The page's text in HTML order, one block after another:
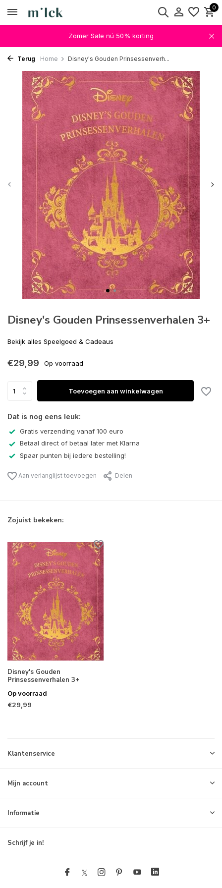
0
Zomer Sale nú 50% korting
Terug Home Disney's Gouden Prinsessenverh...
Disney's Gouden Prinsessenverhalen 3+
Bekijk alles Speelgoed & Cadeaus
€29,99 Op voorraad
Toevoegen aan winkelwagen
Dat is nog eens leuk:
Gratis verzending vanaf 100 euro
Betaal direct of betaal later met Klarna
Spaar punten bij iedere bestelling!
Aan verlanglijst toevoegen Delen
Zojuist bekeken:
Disney's Gouden
Prinsessenverhalen 3+
Op voorraad
€29,99
Klantenservice
Mijn account
Informatie
Schrijf je in!